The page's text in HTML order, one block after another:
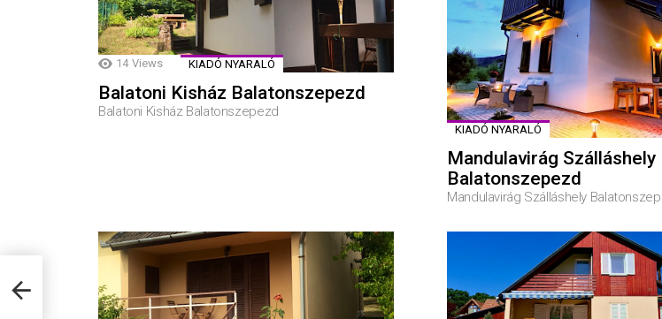
14 Views KIADÓ NYARALÓ
Balatoni Kisház Balatonszepezd
Balatoni Kisház Balatonszepezd
KIADÓ NYARALÓ
Mandulavirág Szálláshely
Balatonszepezd
Mandulavirág Szálláshely